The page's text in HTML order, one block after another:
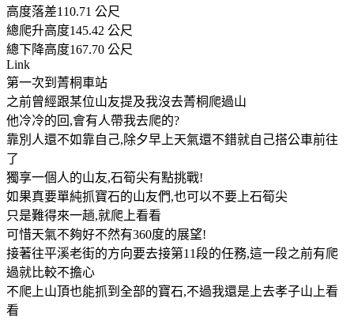
高度落差110.71 公尺
總爬升高度145.42 公尺
總下降高度167.70 公尺
Link
第一次到菁桐車站
之前曾經跟某位山友提及我沒去菁桐爬過山
他冷冷的回,會有人帶我去爬的?
靠別人還不如靠自己,除夕早上天氣還不錯就自己搭公車前往
了
獨享一個人的山友,石筍尖有點挑戰!
如果真要單純抓寶石的山友們,也可以不要上石筍尖
只是難得來一趟,就爬上看看
可惜天氣不夠好不然有360度的展望!
接著往平溪老街的方向要去接第11段的任務,這一段之前有爬
過就比較不擔心
不爬上山頂也能抓到全部的寶石,不過我還是上去孝子山上看
看